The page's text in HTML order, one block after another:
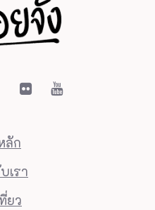
ลัก
เรา
ยว